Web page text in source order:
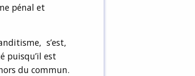
pénal et
s’est,
puisqu’il est
du commun.